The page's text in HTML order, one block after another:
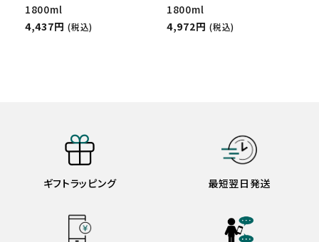
1800ml
4,437円 (税込)
1800ml
4,972円 (税込)
ギフトラッピング 最短翌日発送